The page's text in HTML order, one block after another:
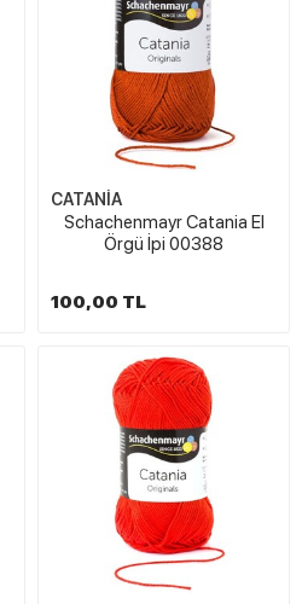
CATANİA
Schachenmayr Catania El
Örgü İpi 00388
100,00 TL